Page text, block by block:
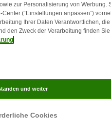
zur Personalisierung von Werbung.
(“Einstellungen anpassen”)
Ihrer Daten Verantwortlichen, die
den Zweck der Verarbeitung finden Sie
Cookies
und weiter